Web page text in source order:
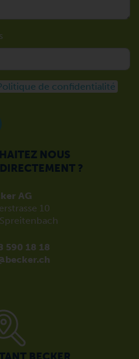
de confidentialité
NOUS
?
AG
10
590 18 18